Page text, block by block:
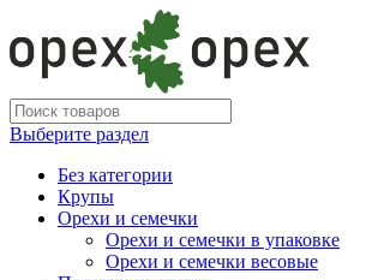
Выберите раздел
Без категории
Крупы
Орехи и семечки
Орехи и семечки в упаковке
Орехи и семечки весовые